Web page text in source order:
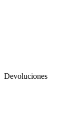
Devoluciones